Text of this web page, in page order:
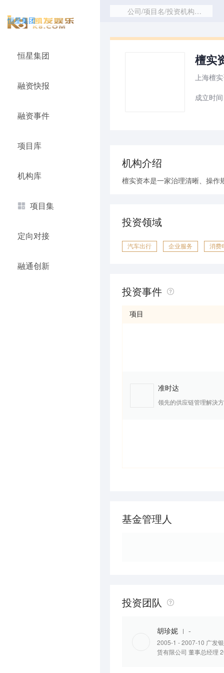
恒星集团
恒星集团
融资快报
融资事件
项目库
机构库
项目集
定向对接
融通创新
公司/项目名/投资机构/赛道
檀实
上海檀
成立时
机构介绍
檀实资本是一家治理清晰、操作
投资领域
汽车出行 企业服务 消费
投资事件
项目
准时达
基金管理人
投资团队
胡珍妮 -
2005-1 - 2007-10 广发
赁有限公司 董事总经理